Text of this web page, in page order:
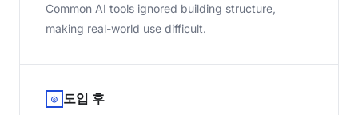
Common AI tools ignored building structure,
making real-world use difficult.
◎ 도입 후